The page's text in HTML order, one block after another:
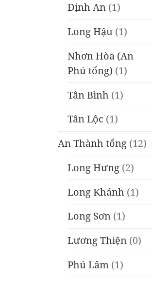
Định An (1)
Long Hậu (1)
Nhơn Hòa (An
Phú tổng) (1)
Tân Bình (1)
Tân Lộc (1)
An Thành tổng (12)
Long Hưng (2)
Long Khánh (1)
Long Sơn (1)
Lương Thiện (0)
Phú Lâm (1)